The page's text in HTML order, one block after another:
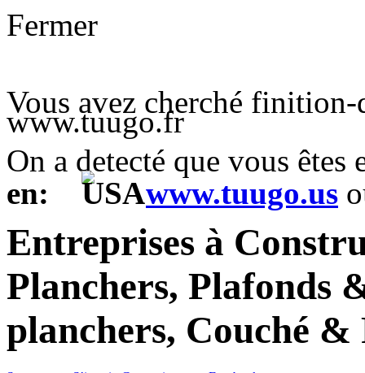
Fermer
Vous avez cherché
www.tuugo.fr
On a detecté que vous
en:
www.tuugo.us
Entreprises à
Planchers, Plafonds
planchers, Couché